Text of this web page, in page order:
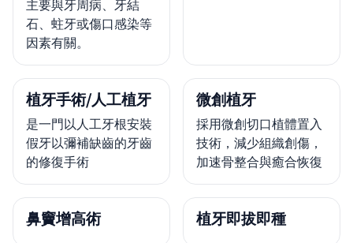
主要與牙周病、牙結
石、蛀牙或傷口感染等
因素有關。
植牙手術/人工植牙
是一門以人工牙根安裝
假牙以彌補缺齒的牙齒
的修復手術
微創植牙
採用微創切口植體置入
技術，減少組織創傷，
加速骨整合與癒合恢復
鼻竇增高術 植牙即拔即種